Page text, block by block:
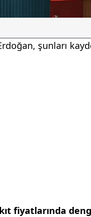
şunları
fiyatlarında